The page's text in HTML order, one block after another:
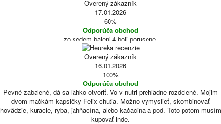
Overený zákazník
17.01.2026
60%
Odporúča obchod
zo sedem baleni 4 boli porusene.
Overený zákazník
16.01.2026
100%
Odporúča obchod
Pevné zabalené, dá sa ľahko otvoriť. Vo v nutri prehľadne rozdelené. Mojim
dvom mačkám kapsičky Felix chutia. Možno vymyslieť, skombinovať
hovädzie, kuracie, ryba, jahňacína, alebo kačacina a pod. Toto potom musím
kupovať inde.